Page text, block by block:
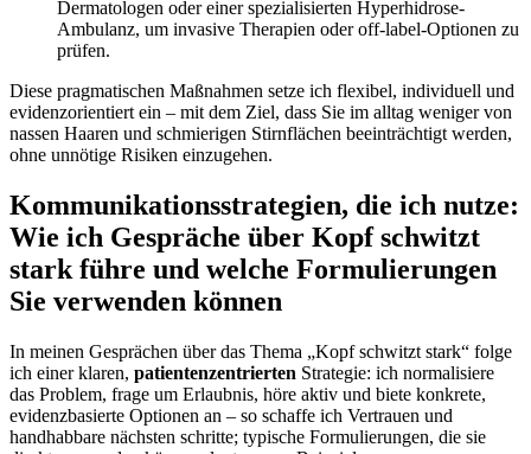
Dermatologen oder einer spezialisierten Hyperhidrose-
Ambulanz, um invasive‌ Therapien⁢ oder off‑label‑Optionen zu
prüfen.
Diese pragmatischen Maßnahmen ⁤setze ich flexibel, individuell und‌
evidenzorientiert ein – mit dem Ziel, ‌dass Sie im alltag weniger von ​
nassen Haaren und schmierigen Stirnflächen beeinträchtigt werden,
ohne unnötige Risiken einzugehen.
Kommunikationsstrategien, die ich nutze:
Wie ich Gespräche über Kopf schwitzt
stark führe und welche Formulierungen
Sie verwenden können
In meinen Gesprächen über das Thema „Kopf schwitzt stark“ folge
ich einer ‍klaren, patientenzentrierten Strategie: ich normalisiere
das Problem, frage um Erlaubnis, ⁢höre aktiv und biete konkrete,
evidenzbasierte Optionen an – so schaffe ich Vertrauen und
handhabbare nächsten schritte; typische Formulierungen, die sie